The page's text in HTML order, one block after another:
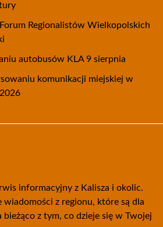
Regionalistów Wielkopolskich
autobusów KLA 9 sierpnia
komunikacji miejskiej w
informacyjny z Kalisza i okolic.
wiadomości z regionu, które są dla
bieżąco z tym, co dzieje się w Twojej